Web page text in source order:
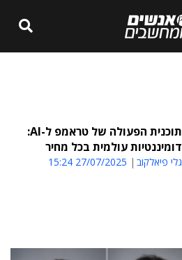
תוכנית הפעולה של טראמפ ל-AI:
דומיננטיות עולמית בכל מחיר
גלי פיאלקוב 27/07/2025 15:24